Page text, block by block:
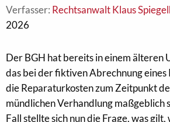
Verfasser: Rechtsanwalt Klaus
2026
Der BGH hat bereits in einem älteren
das bei der fiktiven Abrechnung eines
die Reparaturkosten zum Zeitpunkt
mündlichen Verhandlung maßgeblich
Fall stellte sich nun die Frage, was gilt,